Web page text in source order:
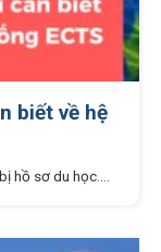
biết về hệ
hồ sơ du học....